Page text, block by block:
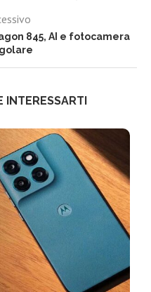
845, AI e fotocamera
INTERESSARTI